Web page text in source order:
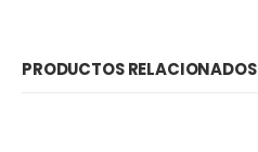
PRODUCTOS RELACIONADOS